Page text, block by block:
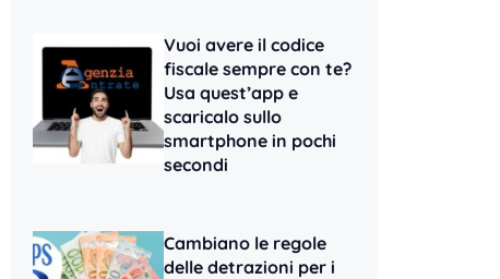
Vuoi avere il codice
fiscale sempre con te?
Usa quest’app e
scaricalo sullo
smartphone in pochi
secondi
Cambiano le regole
delle detrazioni per i